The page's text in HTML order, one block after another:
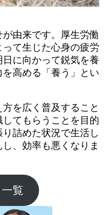
が由来です。厚生労働
て生じた心身の疲労
に向かって鋭気を養
高める「養う」とい
を広く普及すること
てもらうことを目的
詰めた状況で生活し
、効率も悪くなりま
一覧